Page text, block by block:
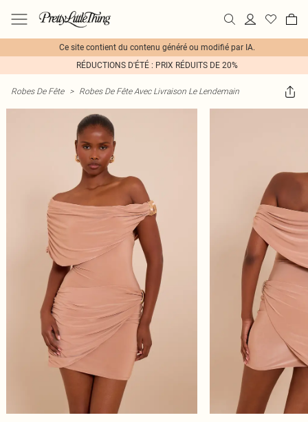
Ce site contient du contenu généré ou modifié par IA.
RÉDUCTIONS D'ÉTÉ : PRIX RÉDUITS DE 20%
Robes De Fête > Robes De Fête Avec Livraison Le Lendemain